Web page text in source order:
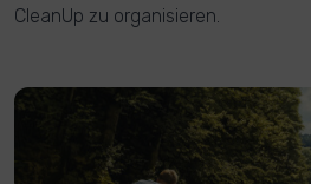
CleanUp zu organisieren.